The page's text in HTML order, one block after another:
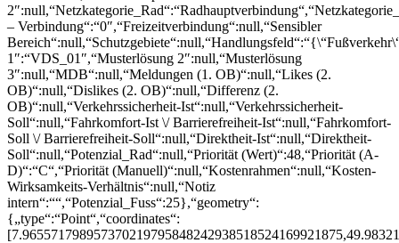
– Verbindung“:“0″,“Freizeitverbindung“:null,“Sensibler
1″:“VDS_01″,“Musterlösung 2″:null,“Musterlösung
3″:null,“MDB“:null,“Meldungen (1. OB)“:null,“Likes (2.
OB)“:null,“Dislikes (2. OB)“:null,“Differenz (2.
OB)“:null,“Verkehrssicherheit-Ist“:null,“Verkehrssicherheit-
Soll“:null,“Fahrkomfort-Ist \/ Barrierefreiheit-Ist“:null,“Fahrkomfort-
Soll \/ Barrierefreiheit-Soll“:null,“Direktheit-Ist“:null,“Direktheit-
Soll“:null,“Potenzial_Rad“:null,“Priorität (Wert)“:48,“Priorität (A-
D)“:“C“,“Priorität (Manuell)“:null,“Kostenrahmen“:null,“Kosten-
Wirksamkeits-Verhältnis“:null,“Notiz
intern“:““,“Potenzial_Fuss“:25},“geometry“:
{„type“:“Point“,“coordinates“: